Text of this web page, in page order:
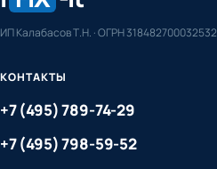
ИП Калабасов Т.Н. · ОГРН 318482700032532
КОНТАКТЫ
+7 (495) 789-74-29
+7 (495) 798-59-52